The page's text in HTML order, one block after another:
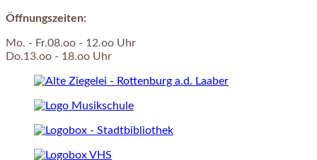
Öffnungszeiten:
Mo. - Fr.08.oo - 12.oo Uhr
Do.13.oo - 18.oo Uhr